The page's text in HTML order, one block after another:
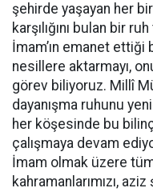
şehirde yaşayan her
karşılığını bulan bir
İmam’ın emanet ettiği
nesillere aktarmayı,
görev biliyoruz. Millî
dayanışma ruhunu
her köşesinde bu
çalışmaya devam
İmam olmak üzere
kahramanlarımızı,